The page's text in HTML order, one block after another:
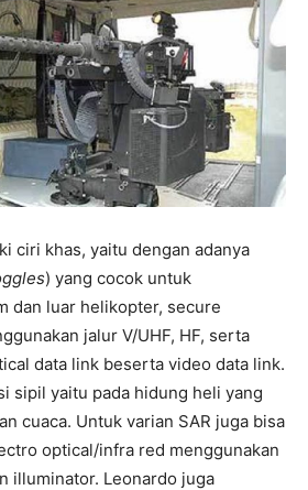
ciri khas, yaitu dengan adanya
) yang cocok untuk
dan luar helikopter, secure
jalur V/UHF, HF, serta
data link beserta video data link.
sipil yaitu pada hidung heli yang
cuaca. Untuk varian SAR juga bisa
optical/infra red menggunakan
illuminator. Leonardo juga